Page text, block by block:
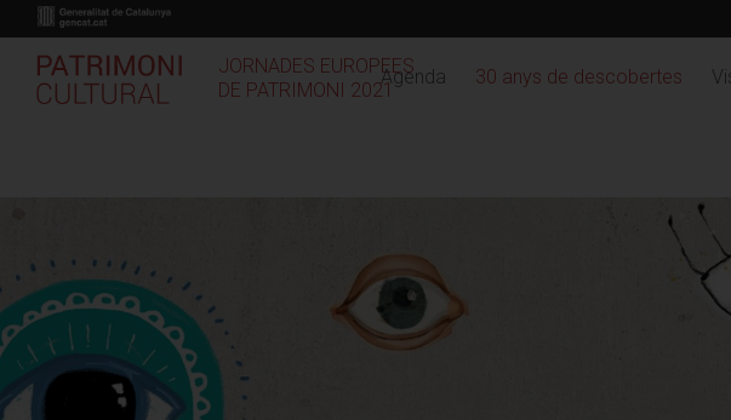
al
contingut
JORNADES EUROPEES
DE PATRIMONI 2021
Agenda 30 anys de descobertes